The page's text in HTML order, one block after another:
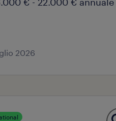
2026